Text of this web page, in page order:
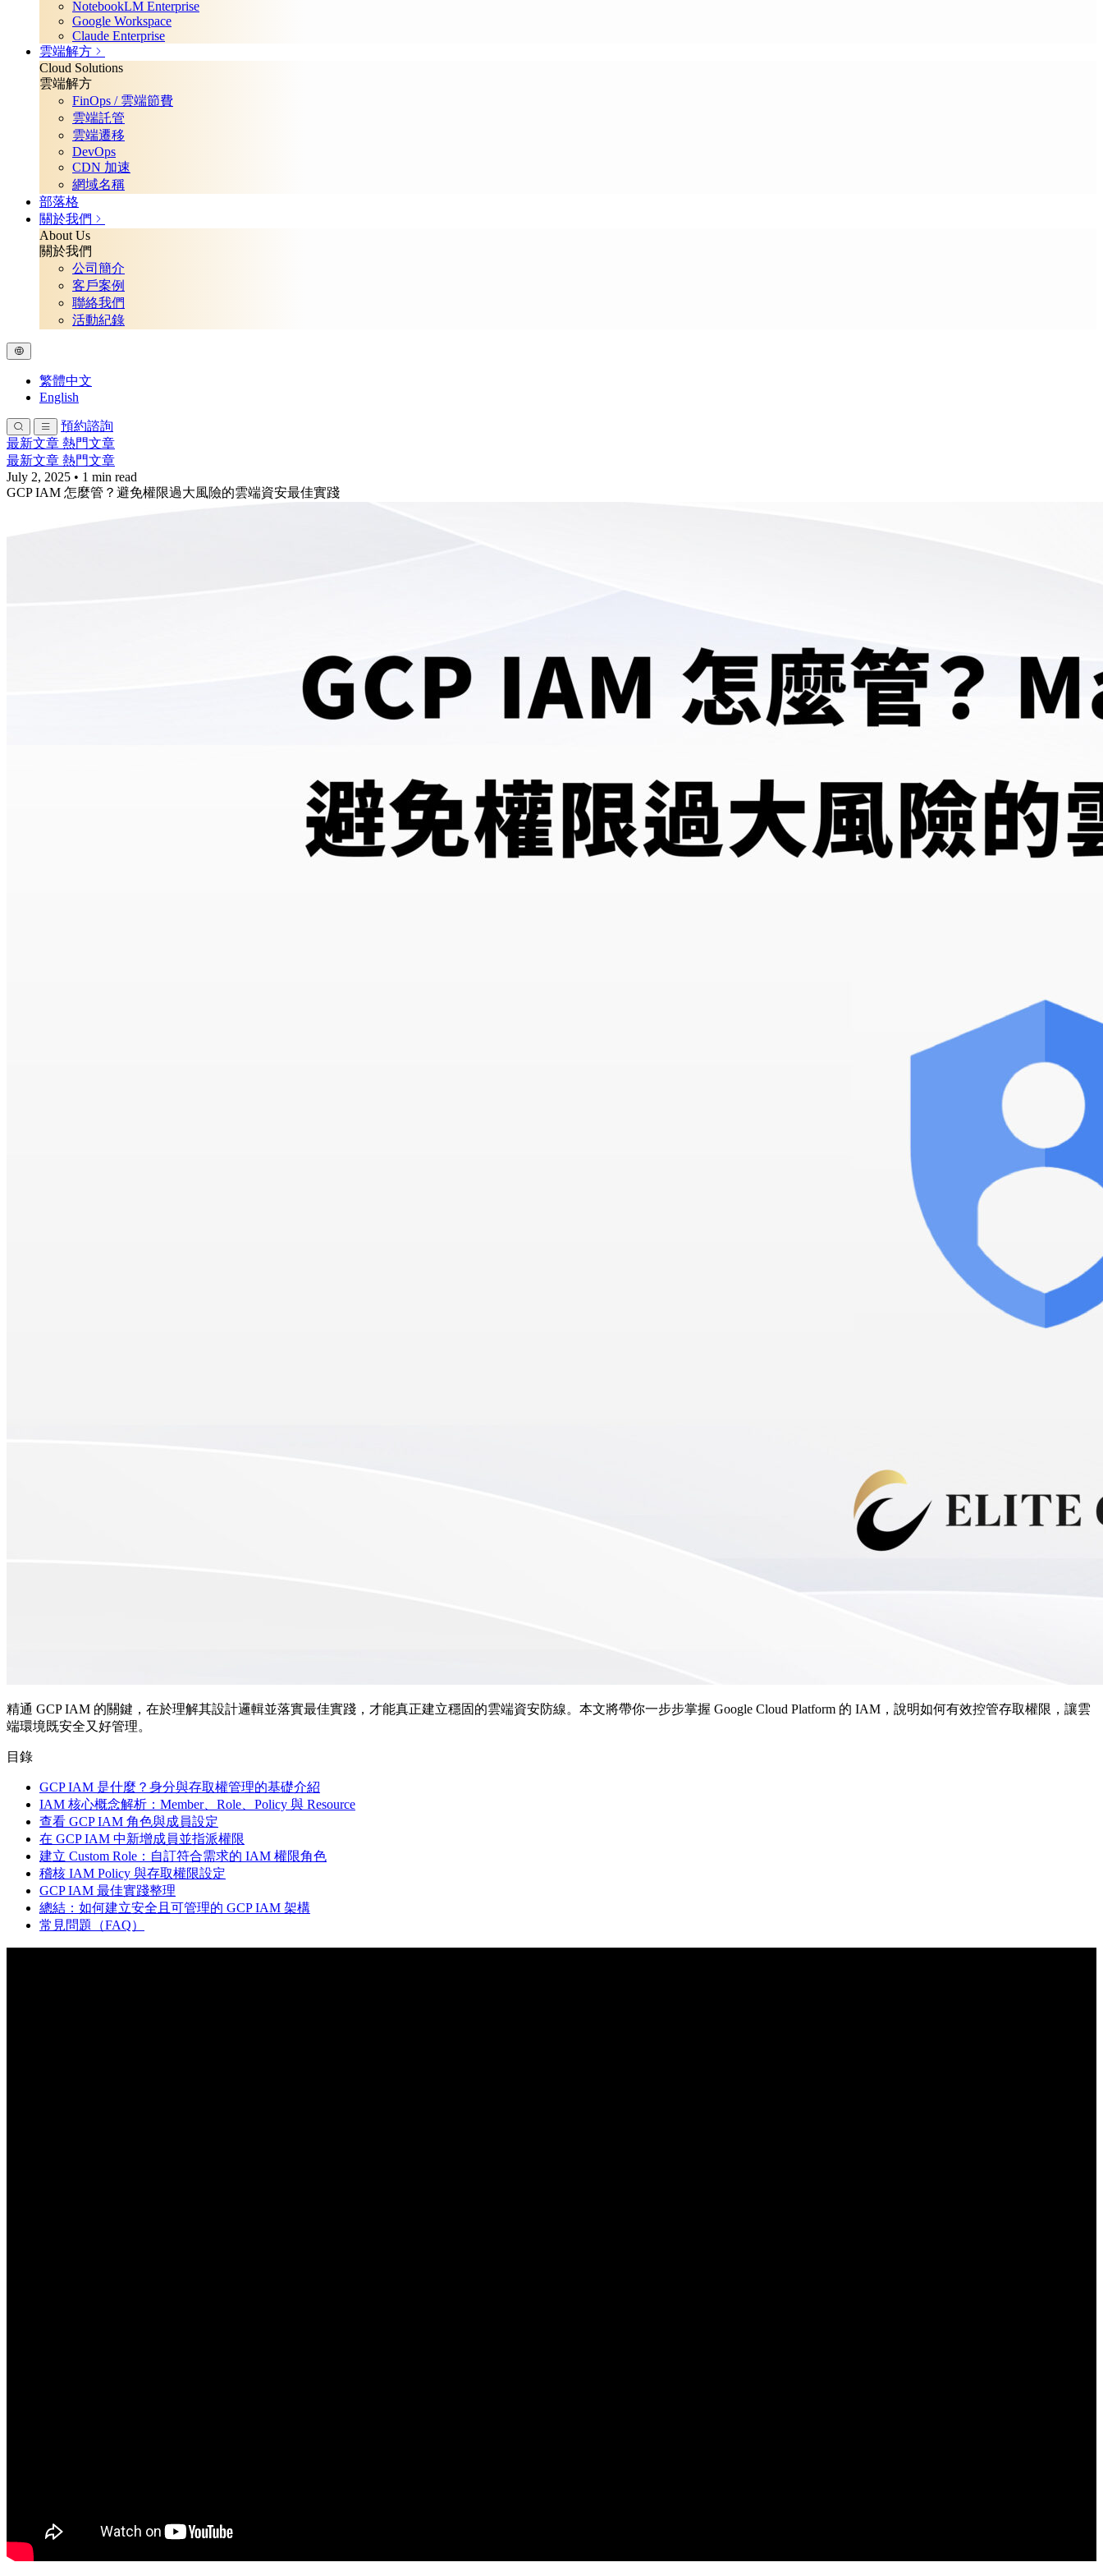
NotebookLM Enterprise
Google Workspace
Claude Enterprise
雲端解方
Cloud Solutions
雲端解方
FinOps / 雲端節費
雲端託管
雲端遷移
DevOps
CDN 加速
網域名稱
部落格
關於我們
About Us
關於我們
公司簡介
客戶案例
聯絡我們
活動紀錄
繁體中文
English
預約諮詢
最新文章 熱門文章
最新文章 熱門文章
July 2, 2025 • 1 min read
GCP IAM 怎麼管？避免權限過大風險的雲端資安最佳實踐
精通 GCP IAM 的關鍵，在於理解其設計邏輯並落實最佳實踐，才能真正建立穩固的雲端資安防線。本文將帶你一步步掌握 Google Cloud Platform 的 IAM，說明如何有效控管存取權限，讓雲
端環境既安全又好管理。
目錄
GCP IAM 是什麼？身分與存取權管理的基礎介紹
IAM 核心概念解析：Member、Role、Policy 與 Resource
查看 GCP IAM 角色與成員設定
在 GCP IAM 中新增成員並指派權限
建立 Custom Role：自訂符合需求的 IAM 權限角色
稽核 IAM Policy 與存取權限設定
GCP IAM 最佳實踐整理
總結：如何建立安全且可管理的 GCP IAM 架構
常見問題（FAQ）